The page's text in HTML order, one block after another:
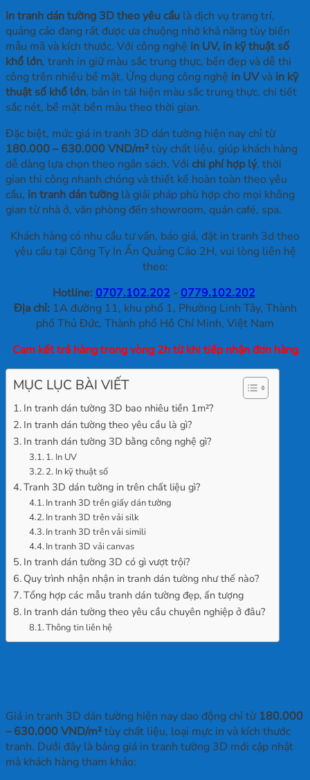
In tranh dán tường 3D theo yêu cầu là dịch vụ trang trí,
quảng cáo đang rất được ưa chuộng nhờ khả năng tùy biến
mẫu mã và kích thước. Với công nghệ in UV, in kỹ thuật số
khổ lớn, tranh in giữ màu sắc trung thực, bền đẹp và dễ thi
công trên nhiều bề mặt. Ứng dụng công nghệ in UVvà in kỹ
thuật số khổ lớn, bản in tái hiện màu sắc trung thực, chi tiết
sắc nét, bề mặt bền màu theo thời gian.
Đặc biệt, mức giá in tranh 3D dán tường hiện nay chỉ từ
180.000 – 630.000 VND/m²tùy chất liệu, giúp khách hàng
dễ dàng lựa chọn theo ngân sách. Với chi phí hợp lý, thời
gian thi công nhanh chóng và thiết kế hoàn toàn theo yêu
cầu, in tranh dán tường là giải pháp phù hợp cho mọi không
gian từ nhà ở, văn phòng đến showroom, quán café, spa.
Khách hàng có nhu cầu tư vấn, báo giá, đặt in tranh 3d theo
yêu cầu tại Công Ty In Ấn Quảng Cáo 2H, vui lòng liên hệ
theo:
Hotline: 0707.102.202- 0779.102.202
Địa chỉ:1A đường 11, khu phố 1, Phường Linh Tây, Thành
phố Thủ Đức, Thành phố Hồ Chí Minh, Việt Nam
Cam kết trả hàng trong vòng 2h từ khi tiếp nhận đơn hàng
MỤC LỤC BÀI VIẾT
In tranh dán tường 3D bao nhiêu tiền 1m²?
In tranh dán tường theo yêu cầu là gì?
In tranh dán tường 3D bằng công nghệ gì?
1. In UV
2. In kỹ thuật số
Tranh 3D dán tường in trên chất liệu gì?
In tranh 3D trên giấy dán tường
In tranh 3D trên vải silk
In tranh 3D trên vải simili
In tranh 3D vải canvas
In tranh dán tường 3D có gì vượt trội?
Quy trình nhận nhận in tranh dán tường như thế nào?
Tổng hợp các mẫu tranh dán tường đẹp, ấn tượng
In tranh dán tường theo yêu cầu chuyên nghiệp ở đâu?
Thông tin liên hệ
Giá in tranh 3D dán tường hiện nay dao động chỉ từ 180.000
– 630.000 VND/m²tùy chất liệu, loại mực in và kích thước
tranh. Dưới đây là bảng giá in tranh tường 3D mới cập nhật
mà khách hàng tham khảo: